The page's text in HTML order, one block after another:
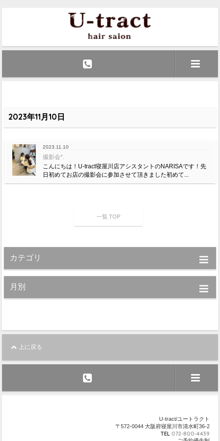
2023年11月10日
2023.11.10
撮影会*.
こんにちは！U-tract寝屋川店アシスタントのNARISAです！先
日初めてお店の撮影会に参加させて頂きました初めて...
一覧 TOP
カテゴリ
月別
上に戻る
U-tract/ユートラクト
〒572-0044 大阪府寝屋川市清水町36-2
TEL 072-800-4439